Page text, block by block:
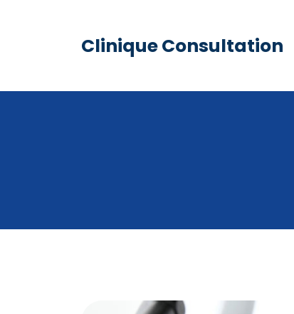
Clinique Consultation